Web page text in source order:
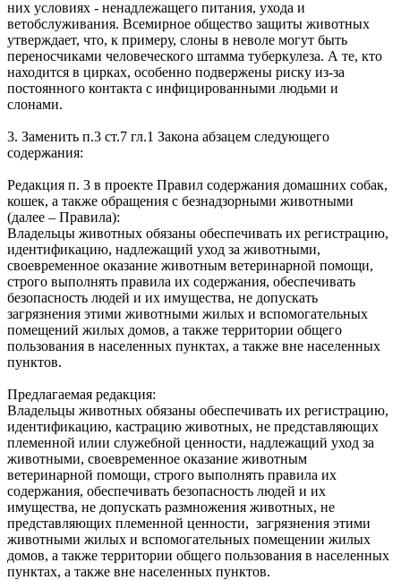
них условиях - ненадлежащего питания, ухода и
ветобслуживания. Всемирное общество защиты животных
утверждает, что, к примеру, слоны в неволе могут быть
переносчиками человеческого штамма туберкулеза. А те, кто
находится в цирках, особенно подвержены риску из-за
постоянного контакта с инфицированными людьми и
слонами.
3. Заменить п.3 ст.7 гл.1 Закона абзацем следующего
содержания:
Редакция п. 3 в проекте Правил содержания домашних собак,
кошек, а также обращения с безнадзорными животными
(далее – Правила):
Владельцы животных обязаны обеспечивать их регистрацию,
идентификацию, надлежащий уход за животными,
своевременное оказание животным ветеринарной помощи,
строго выполнять правила их содержания, обеспечивать
безопасность людей и их имущества, не допускать
загрязнения этими животными жилых и вспомогательных
помещений жилых домов, а также территории общего
пользования в населенных пунктах, а также вне населенных
пунктов.
Предлагаемая редакция:
Владельцы животных обязаны обеспечивать их регистрацию,
идентификацию, кастрацию животных, не представляющих
племенной илии служебной ценности, надлежащий‌ уход за
животными, своевременное оказание животным
ветеринарной‌ помощи, строго выполнять правила их
содержания, обеспечивать безопасность людей‌ и их
имущества, не допускать размножения животных, не
представляющих племенной ценности, загрязнения этими
животными жилых и вспомогательных помещении‌ жилых
домов, а также территории общего пользования в населенных
пунктах, а также вне населенных пунктов.